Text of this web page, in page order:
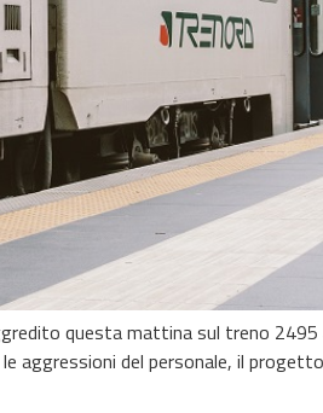
questa mattina sul treno 2495
del personale, il progetto si